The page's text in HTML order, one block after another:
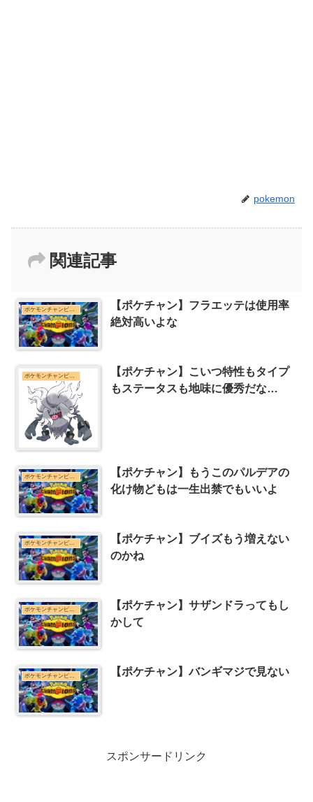
pokemon
関連記事
ポケモンチャンピオンズまとめ
【ポケチャン】フラエッテは使用率
絶対高いよな
ポケモンチャンピオンズまとめ
【ポケチャン】こいつ特性もタイプ
もステータスも地味に優秀だな…
ポケモンチャンピオンズまとめ
【ポケチャン】もうこのパルデアの
化け物どもは一生出禁でもいいよ
【ポケチャン】ブイズもう増えない
のかね
ポケモンチャンピオンズまとめ
【ポケチャン】サザンドラってもし
かして
【ポケチャン】バンギマジで見ない
スポンサードリンク